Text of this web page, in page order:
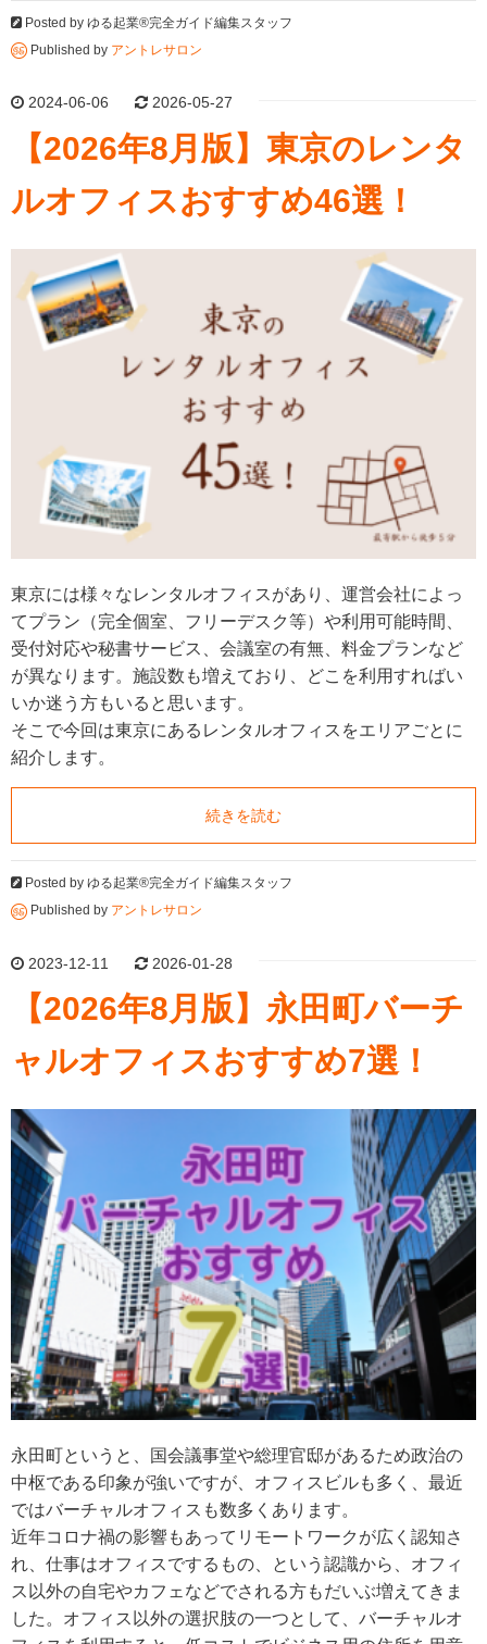
Posted by ゆる起業®完全ガイド編集スタッフ
Published by アントレサロン
2024-06-06 2026-05-27
【2026年8月版】東京のレンタ
ルオフィスおすすめ46選！
東京には様々なレンタルオフィスがあり、運営会社によっ
てプラン（完全個室、フリーデスク等）や利用可能時間、
受付対応や秘書サービス、会議室の有無、料金プランなど
が異なります。施設数も増えており、どこを利用すればい
いか迷う方もいると思います。
そこで今回は東京にあるレンタルオフィスをエリアごとに
紹介します。
続きを読む
Posted by ゆる起業®完全ガイド編集スタッフ
Published by アントレサロン
2023-12-11 2026-01-28
【2026年8月版】永田町バーチ
ャルオフィスおすすめ7選！
永田町というと、国会議事堂や総理官邸があるため政治の
中枢である印象が強いですが、オフィスビルも多く、最近
ではバーチャルオフィスも数多くあります。
近年コロナ禍の影響もあってリモートワークが広く認知さ
れ、仕事はオフィスでするもの、という認識から、オフィ
ス以外の自宅やカフェなどでされる方もだいぶ増えてきま
した。オフィス以外の選択肢の一つとして、バーチャルオ